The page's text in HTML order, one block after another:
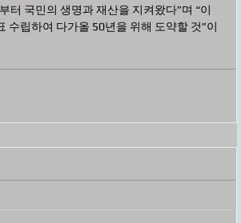
터 국민의 생명과 재산을 지켜왔다”며 “이
수립하여 다가올 50년을 위해 도약할 것”이